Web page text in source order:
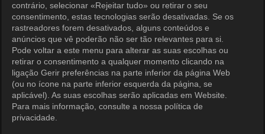
contrário, selecionar «Rejeitar tudo» ou retirar o seu
consentimento, estas tecnologias serão desativadas. Se os
rastreadores forem desativados, alguns conteúdos e
anúncios que vê poderão não ser tão relevantes para si.
Pode voltar a este menu para alterar as suas escolhas ou
retirar o consentimento a qualquer momento clicando na
ligação Gerir preferências na parte inferior da página Web
(ou no ícone na parte inferior esquerda da página, se
aplicável). As suas escolhas serão aplicadas em Website.
Para mais informação, consulte a nossa política de
privacidade.